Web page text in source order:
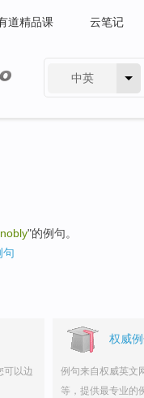
道精品课 云笔记
中英
"的例句。
句
可以边
权威
例句来自权威英文
等，提供最专业的